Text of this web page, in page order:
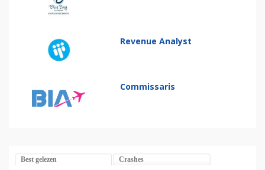
Revenue Analyst
Commissaris
Best gelezen Crashes